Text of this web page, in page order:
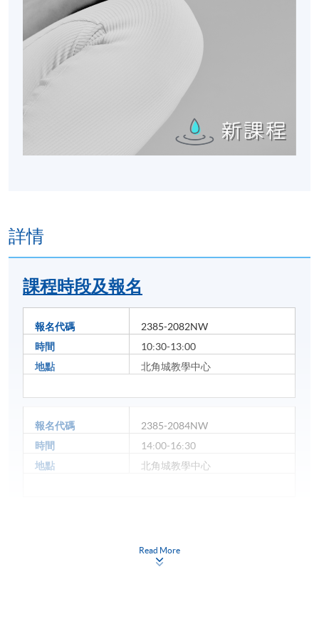
詳情
課程時段及報名
報名代碼
2385-2082NW
時間
10:30-13:00
地點
北角城教學中心
報名代碼
2385-2084NW
時間
14:00-16:30
地點
北角城教學中心
Read More